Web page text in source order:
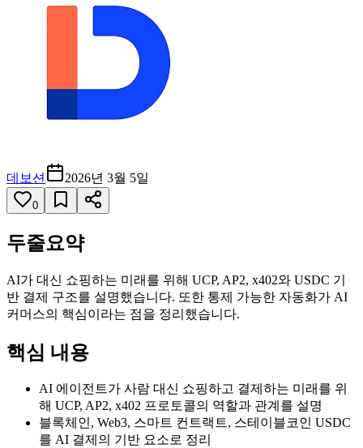
데보션 2026년 3월 5일
0
두줄요약
AI가 대신 쇼핑하는 미래를 위해 UCP, AP2, x402와 USDC 기
반 결제 구조를 설명했습니다. 또한 통제 가능한 자동화가 AI
커머스의 핵심이라는 점을 정리했습니다.
핵심 내용
AI 에이전트가 사람 대신 쇼핑하고 결제하는 미래를 위
해 UCP, AP2, x402 프로토콜의 역할과 관계를 설명
블록체인, Web3, 스마트 컨트랙트, 스테이블코인 USDC
를 AI 결제의 기반 요소로 정리